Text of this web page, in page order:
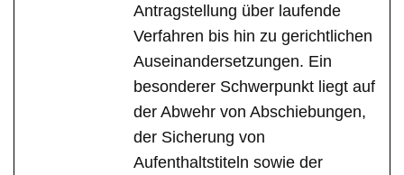
Antragstellung über laufende
Verfahren bis hin zu gerichtlichen
Auseinandersetzungen. Ein
besonderer Schwerpunkt liegt auf
der Abwehr von Abschiebungen,
der Sicherung von
Aufenthaltstiteln sowie der